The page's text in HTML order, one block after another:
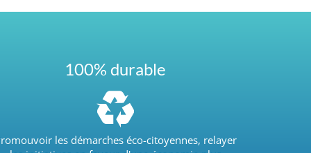
100% durable
les démarches éco-citoyennes, relayer